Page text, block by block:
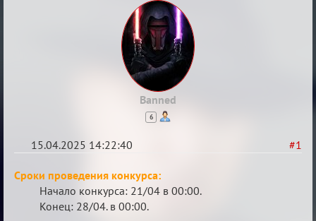
Banned
6
#1
15.04.2025 14:22:40
Sweet
⚡Evil
Сроки проведения конкурса:
Начало конкурса: 21/04 в 00:00.
Конец: 28/04. в 00:00.